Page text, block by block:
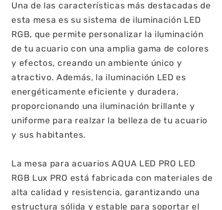
Una de las características más destacadas de
esta mesa es su sistema de iluminación LED
RGB, que permite personalizar la iluminación
de tu acuario con una amplia gama de colores
y efectos, creando un ambiente único y
atractivo. Además, la iluminación LED es
energéticamente eficiente y duradera,
proporcionando una iluminación brillante y
uniforme para realzar la belleza de tu acuario
y sus habitantes.
La mesa para acuarios AQUA LED PRO LED
RGB Lux PRO está fabricada con materiales de
alta calidad y resistencia, garantizando una
estructura sólida y estable para soportar el